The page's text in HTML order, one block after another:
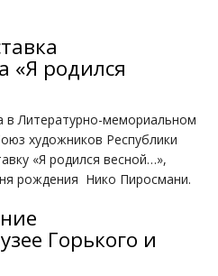
«Я родился
в Литературно-мемориальном
художников Республики
«Я родился весной…»,
рождения Нико Пиросмани.
Горького и